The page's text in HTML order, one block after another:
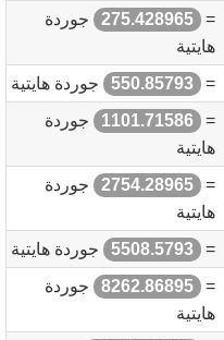
=
275.428965
جوردة
هايتية
=
550.85793 جوردة هايتية
=
1101.71586
جوردة
هايتية
=
2754.28965
جوردة
هايتية
=
5508.5793 جوردة هايتية
=
8262.86895
جوردة
هايتية